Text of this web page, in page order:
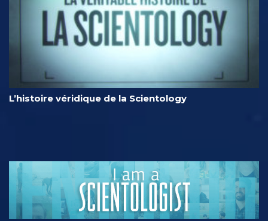
L’histoire véridique de la Scientology